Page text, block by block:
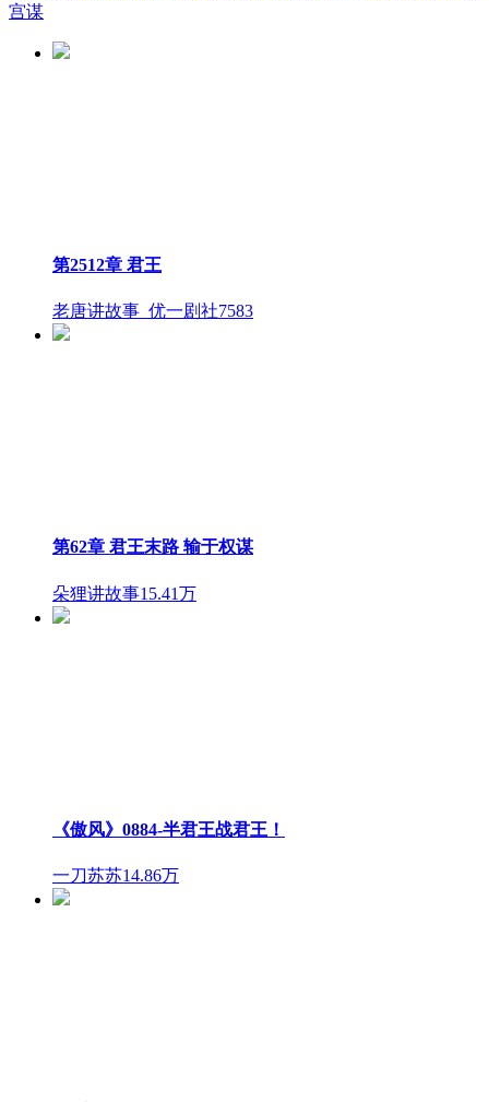
宫谋
第2512章 君王
老唐讲故事_优一剧社7583
第62章 君王末路 输于权谋
朵狸讲故事15.41万
《傲风》0884-半君王战君王！
一刀苏苏14.86万